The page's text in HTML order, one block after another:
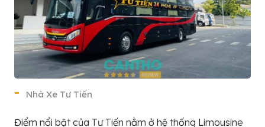
Nhà Xe Tư Tiến
Điểm nổi bật của Tư Tiến nằm ở hệ thống Limousine